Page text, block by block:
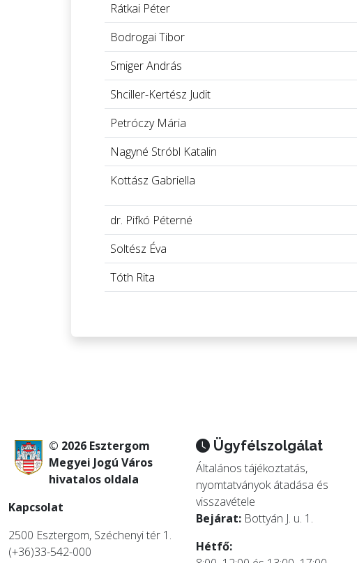
Rátkai Péter
Bodrogai Tibor
Smiger András
Shciller-Kertész Judit
Petróczy Mária
Nagyné Stróbl Katalin
Kottász Gabriella
dr. Pifkó Péterné
Soltész Éva
Tóth Rita
© 2026 Esztergom
Megyei Jogú Város
hivatalos oldala
Kapcsolat
2500 Esztergom, Széchenyi tér 1.
(+36)33-542-000
Ügyfélszolgálat
Általános tájékoztatás,
nyomtatványok átadása és
visszavétele
Bejárat:Bottyán J. u. 1.
Hétfő: